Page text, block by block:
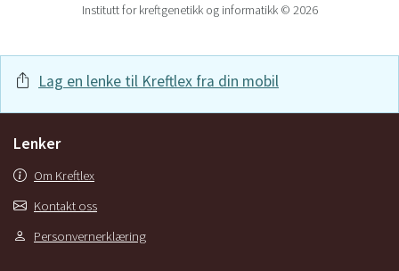
Institutt for kreftgenetikk og informatikk © 2026
Lag en lenke til Kreftlex fra din mobil
Lenker
Om Kreftlex
Kontakt oss
Personvernerklæring